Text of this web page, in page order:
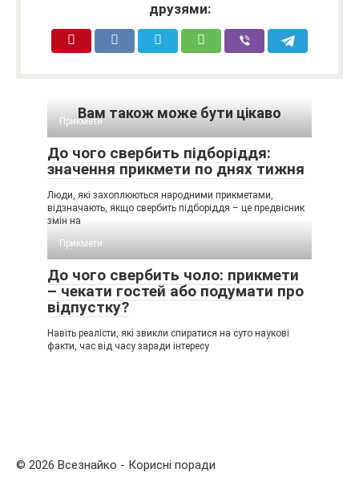
друзями:
Вам також може бути цікаво
Прикмети
До чого свербить підборіддя:
значення прикмети по днях тижня
Люди, які захоплюються народними прикметами,
відзначають, якщо свербить підборіддя – це предвісник
змін на
Прикмети
До чого свербить чоло: прикмети
– чекати гостей або подумати про
відпустку?
Навіть реалісти, які звикли спиратися на суто наукові
факти, час від часу заради інтересу
© 2026 Всезнайко - Корисні поради